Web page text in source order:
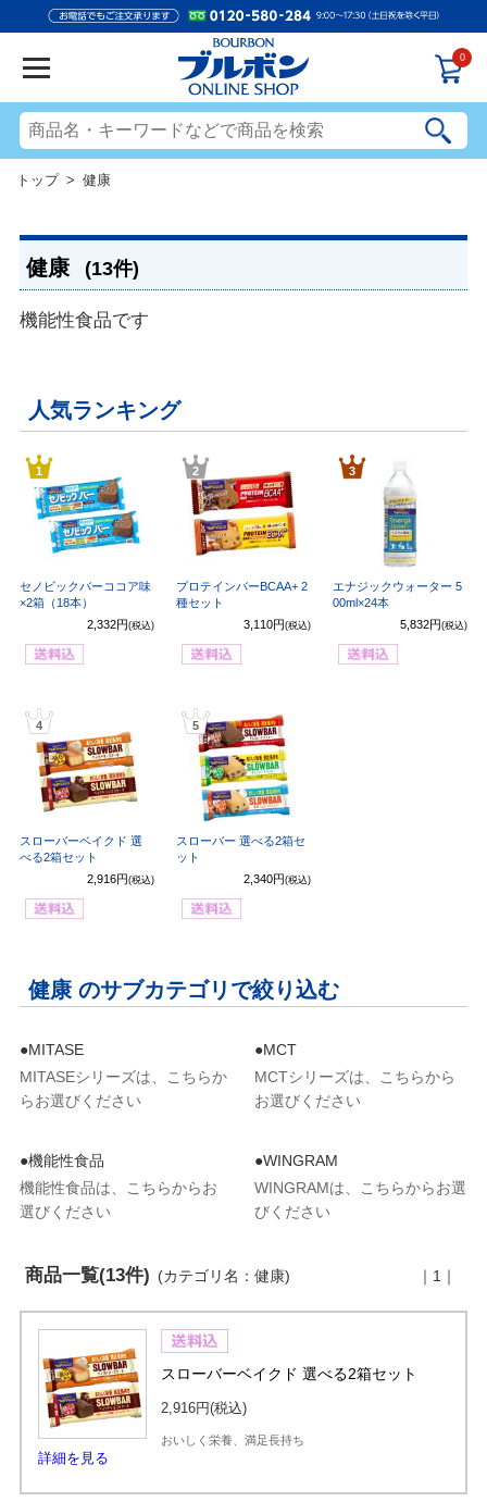
0
トップ> 健康
健康 (13件)
機能性食品です
人気ランキング
1
セノビックバーココア味
×2箱（18本）
2,332円 (税込)
2
プロテインバーBCAA+ 2
種セット
3,110円 (税込)
3
エナジックウォーター 5
00ml×24本
5,832円(税込)
4
スローバーベイクド 選
べる2箱セット
2,916円 (税込)
5
スローバー 選べる2箱セ
ット
2,340円 (税込)
健康 のサブカテゴリで絞り込む
●MITASE
MITASEシリーズは、こちらか
らお選びください
●MCT
MCTシリーズは、こちらから
お選びください
●機能性食品
機能性食品は、こちらからお
選びください
●WINGRAM
WINGRAMは、こちらからお選
びください
商品一覧(13件) ｜1｜
(カテゴリ名：健康)
詳細を見る
スローバーベイクド 選べる2箱セット
2,916円(税込)
おいしく栄養、満足長持ち